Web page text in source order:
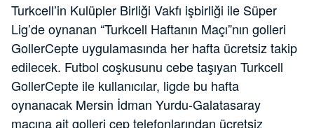
Turkcell’in Kulüpler Birliği Vakfı işbirliği ile Süper
Lig’de oynanan “Turkcell Haftanın Maçı”nın golleri
GollerCepte uygulamasında her hafta ücretsiz takip
edilecek. Futbol coşkusunu cebe taşıyan Turkcell
GollerCepte ile kullanıcılar, ligde bu hafta
oynanacak Mersin İdman Yurdu-Galatasaray
maçına ait golleri cep telefonlarından ücretsiz